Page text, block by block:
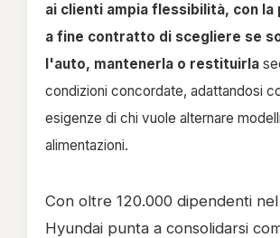
ai clienti ampia flessibilità, con la
a fine contratto di scegliere se
l'auto, mantenerla o restituirla
condizioni concordate, adattandosi
esigenze di chi vuole alternare
alimentazioni.
Con oltre 120.000 dipendenti
Hyundai punta a consolidarsi